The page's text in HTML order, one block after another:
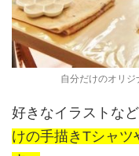
自分だけのオリ
好きなイラストな
けの手描きTシャツ